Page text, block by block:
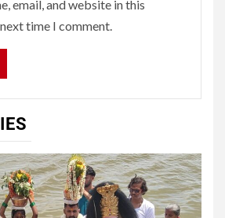
email, and website in this
time I comment.